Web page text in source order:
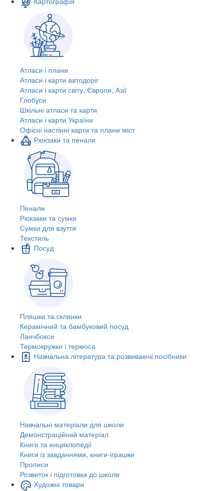
Атласи і плани
Атласи і карти автодоріг
Атласи і карти світу, Європи, Азії
Глобуси
Шкільні атласи та карти
Атласи і карти України
Офісні настінні карти та плани міст
Рюкзаки та пенали
Пенали
Рюкзаки та сумки
Сумки для взуття
Текстиль
Посуд
Пляшки та склянки
Керамічний та бамбуковий посуд
Ланчбокси
Термокружки і термоса
Навчальна література та розвиваючі посібники
Навчальні матеріали для школи
Демонстраційний матеріал
Книги та енциклопедії
Книги із завданнями, книги-іграшки
Прописи
Розвиток і підготовка до школи
Художні товари